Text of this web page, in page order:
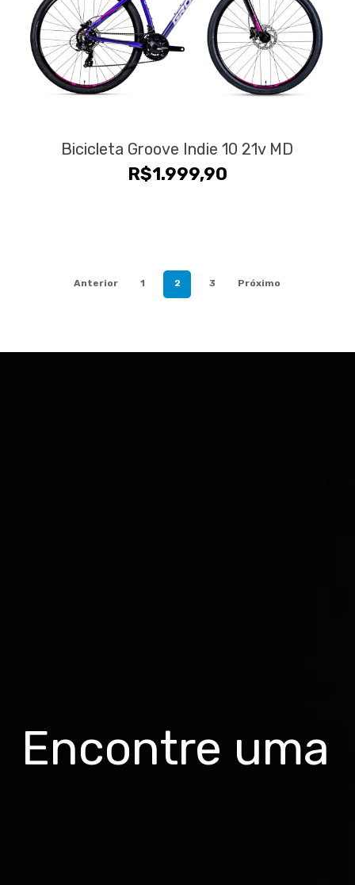
Bicicleta Groove Indie 10 21v MD
R$1.999,90
Anterior 1 2 3 Próximo
Encontre uma